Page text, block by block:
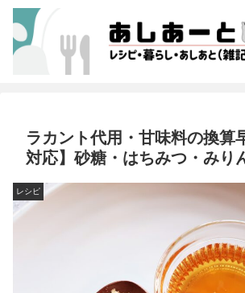
ラカント代用・甘味料の換算
対応】砂糖・はちみつ・みり
レシピ